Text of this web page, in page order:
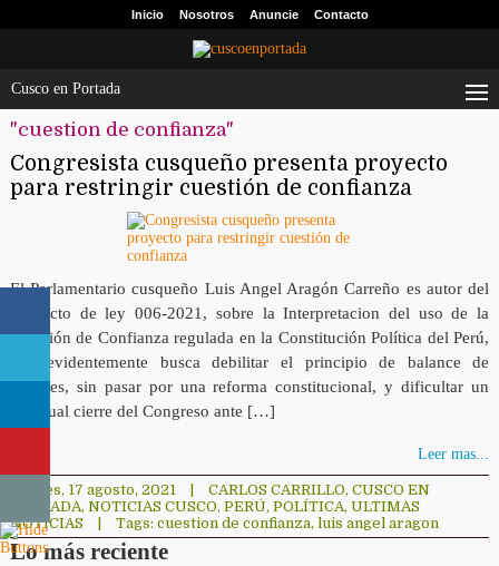
Inicio Nosotros Anuncie Contacto
Cusco en Portada
"cuestion de confianza"
Congresista cusqueño presenta proyecto
para restringir cuestión de confianza
El Parlamentario cusqueño Luis Angel Aragón Carreño es autor del
proyecto de ley 006-2021, sobre la Interpretacion del uso de la
Cuestión de Confianza regulada en la Constitución Política del Perú,
que evidentemente busca debilitar el principio de balance de
poderes, sin pasar por una reforma constitucional, y dificultar un
eventual cierre del Congreso ante […]
Leer mas...
martes, 17 agosto, 2021 CARLOS CARRILLO, CUSCO EN
PORTADA, NOTICIAS CUSCO, PERÚ, POLÍTICA, ULTIMAS
NOTICIAS
Tags: cuestion de confianza, luis angel aragon
Lo más reciente